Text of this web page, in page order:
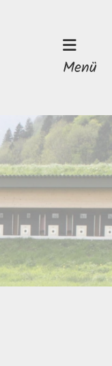
Menü